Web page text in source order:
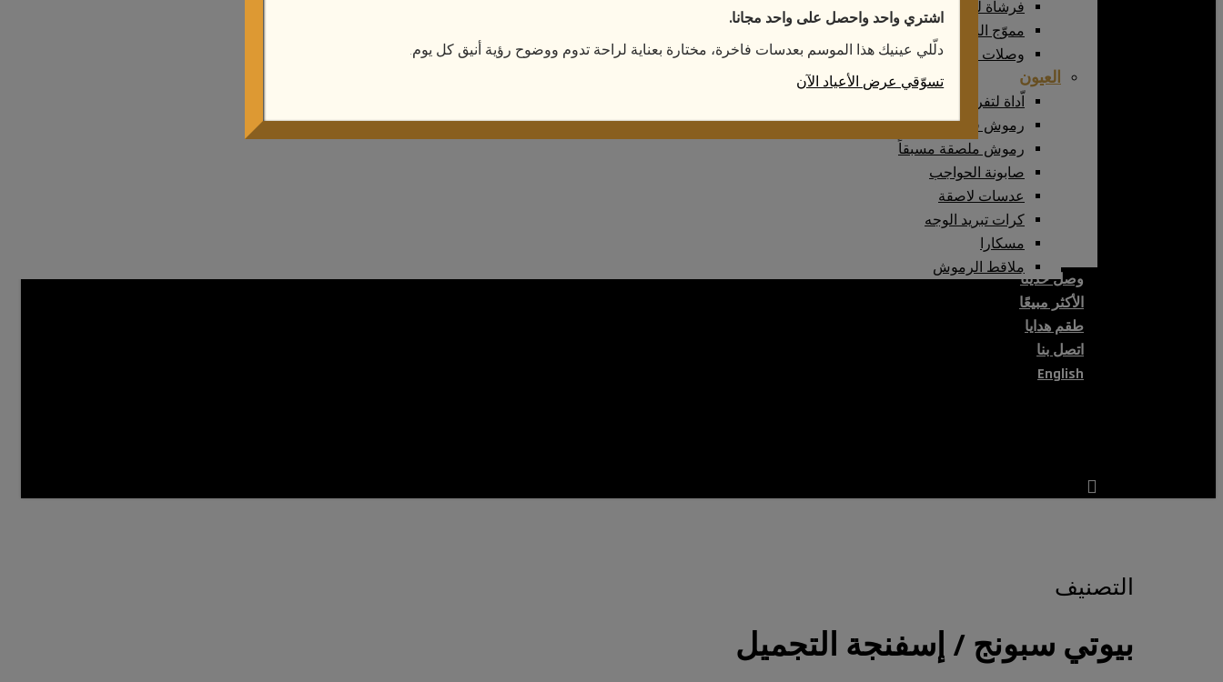
فرشاة للشعر
مموّج الشعر
وصلات شعر طبيعية
العيون
اّداة لتفريق الرموش
رموش فاخرة
رموش ملصقة مسبقاً
صابونة الحواجب
عدسات لاصقة
كرات تبريد الوجه
مسكارا
ملاقط الرموش
وصل حديثا
الأكثر مبيعًا
طقم هدايا
اتصل بنا
English
التصنيف
بيوتي سبونج / إسفنجة التجميل
اشتري واحد واحصل على واحد مجانا.
دلّلي عينيك هذا الموسم بعدسات فاخرة، مختارة بعناية لراحة تدوم ووضوح رؤية أنيق كل يوم.
تسوّقي عرض الأعياد الآن